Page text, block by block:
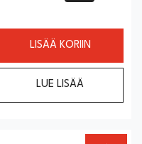
LISÄÄ KORIIN
LUE LISÄÄ